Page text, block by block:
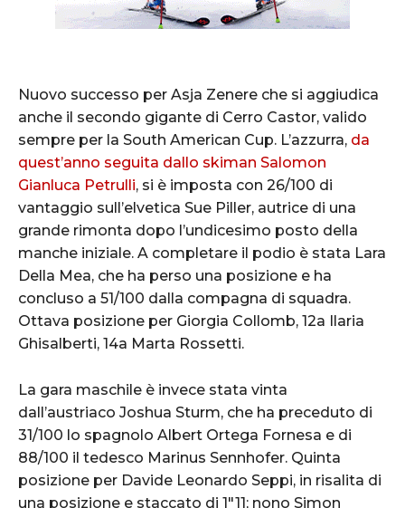
Nuovo successo per Asja Zenere che si aggiudica
anche il secondo gigante di Cerro Castor, valido
sempre per la South American Cup. L’azzurra, da
quest’anno seguita dallo skiman Salomon
Gianluca Petrulli, si è imposta con 26/100 di
vantaggio sull’elvetica Sue Piller, autrice di una
grande rimonta dopo l’undicesimo posto della
manche iniziale. A completare il podio è stata Lara
Della Mea, che ha perso una posizione e ha
concluso a 51/100 dalla compagna di squadra.
Ottava posizione per Giorgia Collomb, 12a Ilaria
Ghisalberti, 14a Marta Rossetti.
La gara maschile è invece stata vinta
dall’austriaco Joshua Sturm, che ha preceduto di
31/100 lo spagnolo Albert Ortega Fornesa e di
88/100 il tedesco Marinus Sennhofer. Quinta
posizione per Davide Leonardo Seppi, in risalita di
una posizione e staccato di 1″11; nono Simon